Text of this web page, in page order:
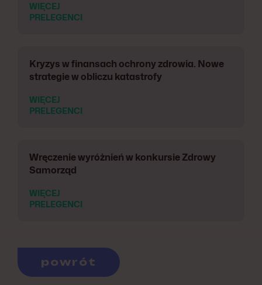
WIĘCEJ
PRELEGENCI
Kryzys w finansach ochrony zdrowia. Nowe
strategie w obliczu katastrofy
WIĘCEJ
PRELEGENCI
Wręczenie wyróżnień w konkursie Zdrowy
Samorząd
WIĘCEJ
PRELEGENCI
powrót